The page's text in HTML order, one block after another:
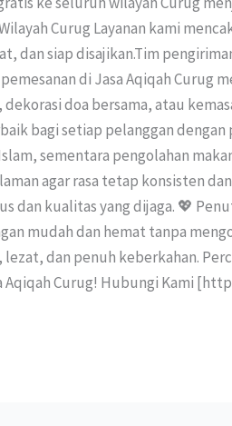
Curug Layanan kami
siap disajikan.Tim
di Jasa Aqiqah Curug
doa bersama, atau
bagi setiap pelanggan
sementara pengolahan
agar rasa tetap konsisten
dan kualitas yang dijaga. 💖
mudah dan hemat tanpa
dan penuh keberkahan.
Curug! Hubungi Kami